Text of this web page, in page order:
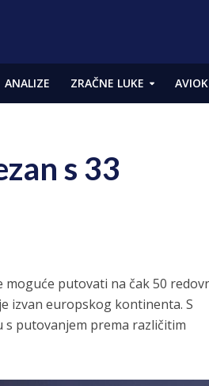
ANALIZE ZRAČNE LUKE
s 33
moguće putovati na čak 50
izvan europskog kontinenta. S
putovanjem prema različitim